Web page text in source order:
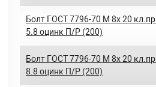
Болт ГОСТ 7796-70 M 8x 20 кл.пр.
5.8 оцинк П/Р (200)
Болт ГОСТ 7796-70 M 8x 20 кл.пр.
8.8 оцинк П/Р (200)